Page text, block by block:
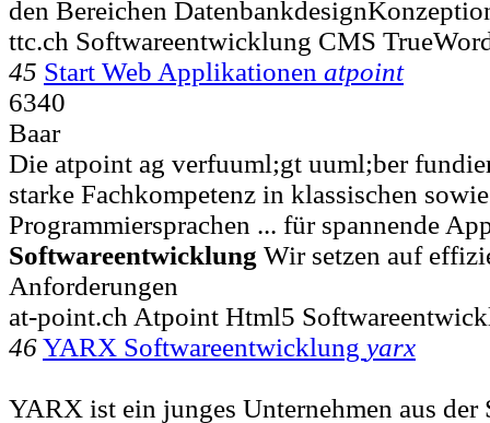
den Bereichen
ttc.ch Softwareentwicklung CMS
45 Start Web Applikationen atpoint
6340
Baar
Die atpoint ag verfuuml;gt uuml;ber
starke Fachkompetenz in klassischen
Programmiersprachen ... für spannende
Softwareentwicklung Wir setzen auf
Anforderungen
at-point.ch Atpoint Html5
46YARX Softwareentwicklung yarx
YARX ist ein junges Unternehmen aus